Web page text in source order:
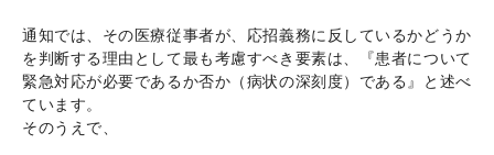
通知では、その医療従事者が、応招義務に反しているかどうか
を判断する理由として最も考慮すべき要素は、『患者について
緊急対応が必要であるか否か（病状の深刻度）である』と述べ
ています。
そのうえで、